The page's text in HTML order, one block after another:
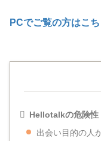
PCでご覧の方はこ
Hellotalkの危険性
出会い目的の人